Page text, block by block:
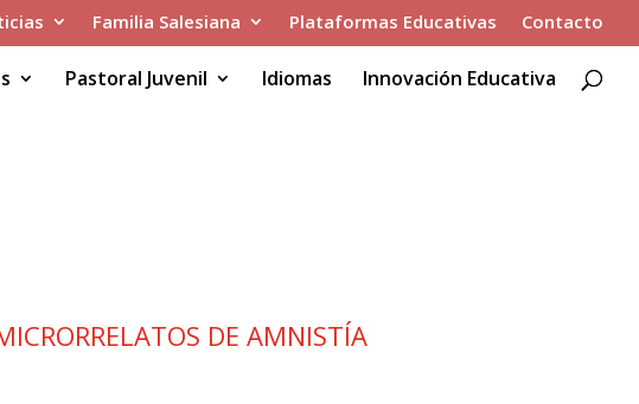
Familia Salesiana Plataformas Educativas Contacto
Pastoral Juvenil Idiomas Innovación Educativa
DE AMNISTÍA